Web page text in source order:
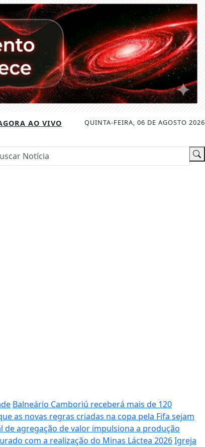
QUINTA-FEIRA, 06 DE AGOSTO 2026
AO VIVO
Balneário Camboriú receberá mais de 120
as novas regras criadas na copa pela Fifa sejam
de agregação de valor impulsiona a produção
com a realização do Minas Láctea 2026Igreja